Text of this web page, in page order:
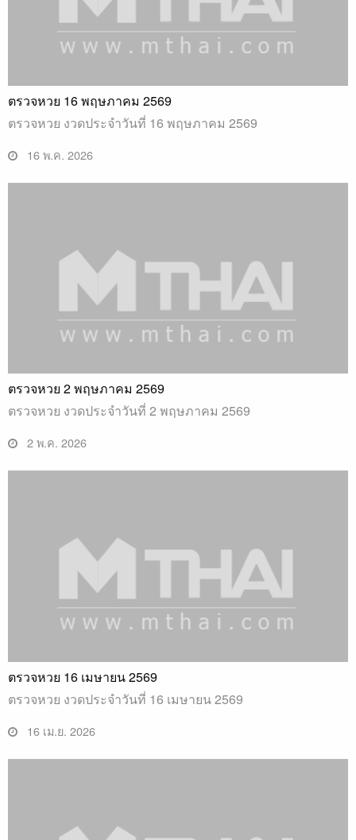
ตรวจหวย 16 พฤษภาคม 2569
ตรวจหวย งวดประจำวันที่ 16 พฤษภาคม 2569
16 พ.ค. 2026
ตรวจหวย 2 พฤษภาคม 2569
ตรวจหวย งวดประจำวันที่ 2 พฤษภาคม 2569
2 พ.ค. 2026
ตรวจหวย 16 เมษายน 2569
ตรวจหวย งวดประจำวันที่ 16 เมษายน 2569
16 เม.ย. 2026